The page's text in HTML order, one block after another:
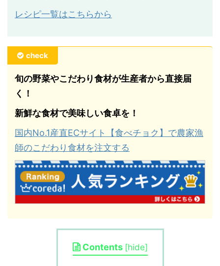
レシピ一覧はこちらから
check
旬の野菜やこだわり食材が生産者から直接届
く！
新鮮な食材で美味しい食卓を！
国内No.1産直ECサイト【食べチョク】で農家漁
師のこだわり食材を注文する
Contents [hide]